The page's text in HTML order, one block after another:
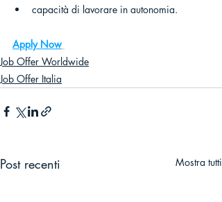
capacità di lavorare in autonomia.
Apply Now
Job Offer Worldwide
Job Offer Italia
Post recenti Mostra tutti